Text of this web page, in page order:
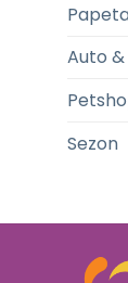
Auto
Sezon